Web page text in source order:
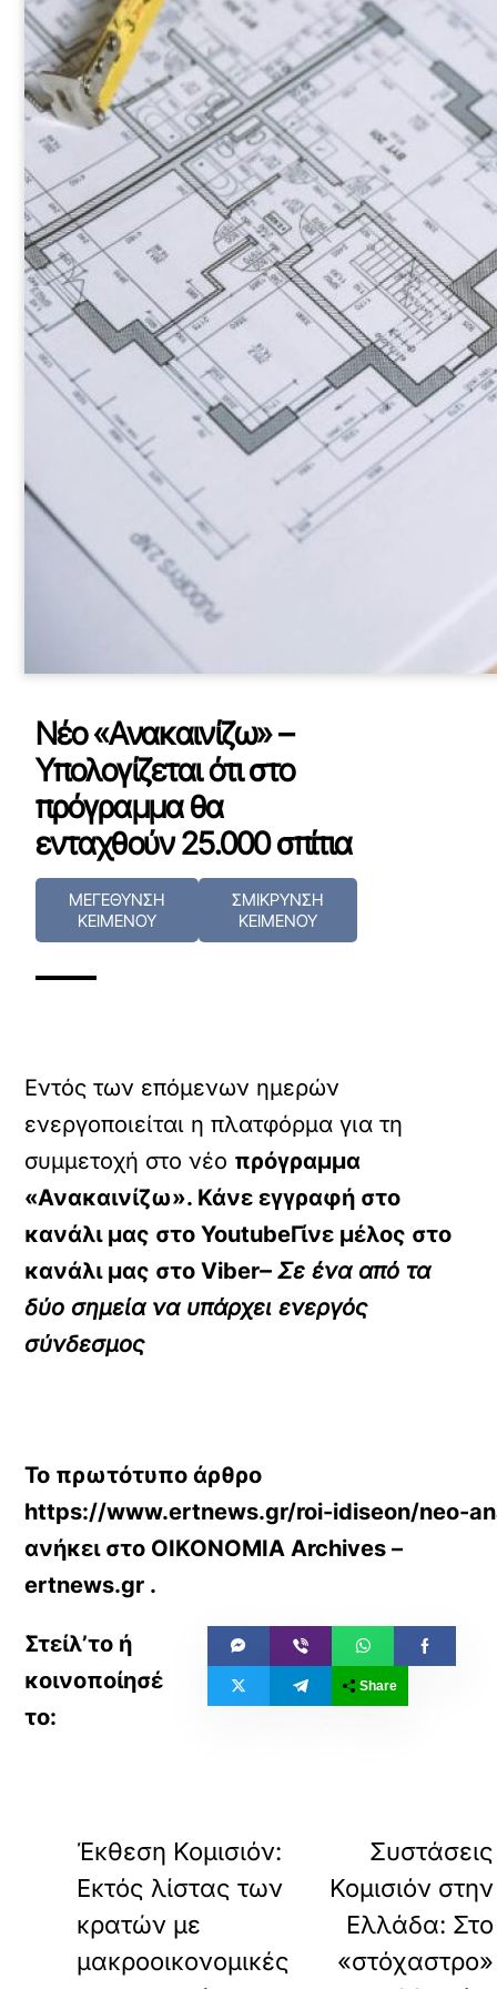
Νέο «Ανακαινίζω» –
Υπολογίζεται ότι στο
πρόγραμμα θα
ενταχθούν 25.000 σπίτια
ΜΕΓΕΘΥΝΣΗ
ΚΕΙΜΕΝΟΥ
ΣΜΙΚΡΥΝΣΗ
ΚΕΙΜΕΝΟΥ
Εντός των επόμενων ημερών
ενεργοποιείται η πλατφόρμα για τη
συμμετοχή στο νέο πρόγραμμα
«Ανακαινίζω». Κάνε εγγραφή στο
κανάλι μας στοYoutubeΓίνε μέλος στο
κανάλι μας στοViber– Σε ένα από τα
δύο σημεία να υπάρχει ενεργός
σύνδεσμος
Το πρωτότυπο άρθρο
https://www.ertnews.gr/roi-idiseon/neo-
ανήκει στο ΟΙΚΟΝΟΜΙΑ Archives –
ertnews.gr .
Share
Έκθεση Κομισιόν:
Εκτός λίστας των
κρατών με
μακροοικονομικές
Συστάσεις
Κομισιόν στην
Ελλάδα: Στο
«στόχαστρο»